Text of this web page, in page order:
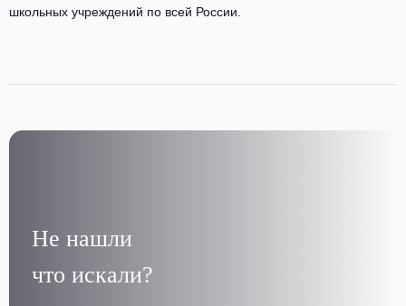
школьных учреждений по всей России.
Не нашли
что искали?